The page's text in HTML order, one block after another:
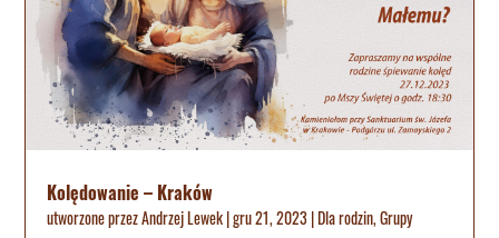
Kolędowanie – Kraków
utworzone przezAndrzej Lewek|gru 21, 2023 |Dla rodzin,Grupy